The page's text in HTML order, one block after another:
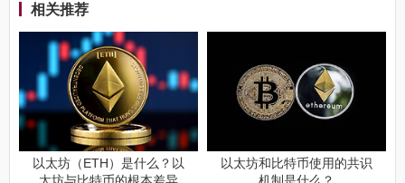
相关推荐
以太坊（ETH）是什么？以
以太坊和比特币使用的共识